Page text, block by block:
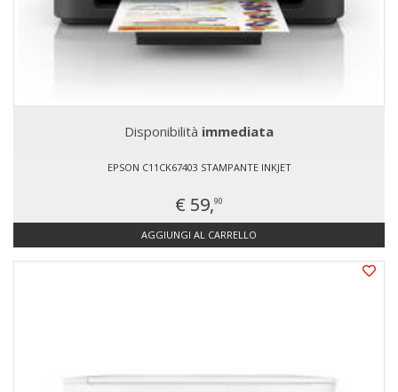
Disponibilità immediata
EPSON C11CK67403 STAMPANTE INKJET
€ 59,90
AGGIUNGI AL CARRELLO